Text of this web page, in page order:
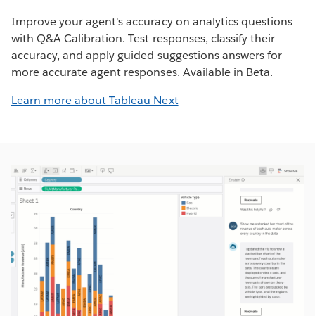
Improve your agent's accuracy on analytics questions
with Q&A Calibration. Test responses, classify their
accuracy, and apply guided suggestions answers for
more accurate agent responses. Available in Beta.
Learn more about Tableau Next